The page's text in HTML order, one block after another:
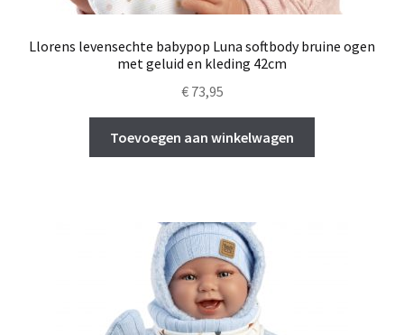
Llorens levensechte babypop Luna softbody bruine ogen
met geluid en kleding 42cm
€73,95
Toevoegen aan winkelwagen